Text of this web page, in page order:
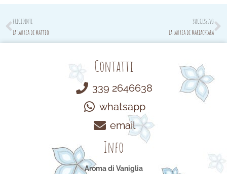
Prev
PRECEDENTE
La Laurea di Matteo
SUCCESSIVO
La laurea di Mariachiara
Contatti
339 2646638
whatsapp
email
Info
Aroma di Vaniglia